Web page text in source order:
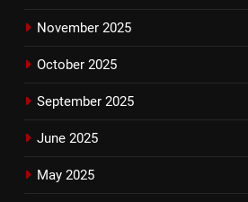
November 2025
October 2025
September 2025
June 2025
May 2025